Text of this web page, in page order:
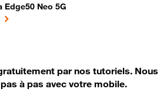
par nos tutoriels. Nous
à pas avec votre mobile.
Edge50 Neo 5G
Motorola Edge50 Neo 5G ou
téléphone sélectionné